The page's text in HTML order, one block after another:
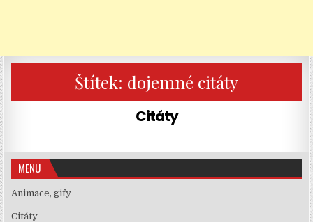
Štítek: dojemné citáty
Citáty
MENU
Animace, gify
Citáty